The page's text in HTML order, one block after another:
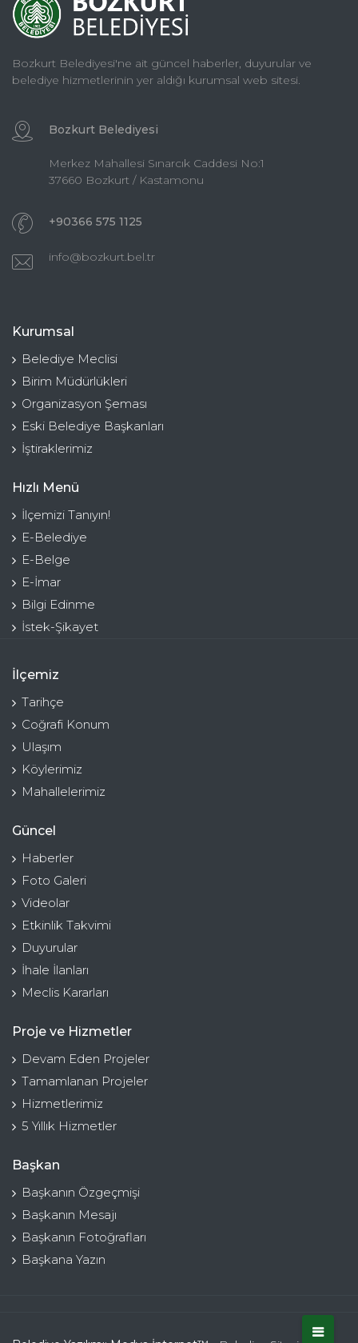
Bozkurt Belediyesi'ne ait güncel haberler, duyurular ve
belediye hizmetlerinin yer aldığı kurumsal web sitesi.
Bozkurt Belediyesi
Merkez Mahallesi Sınarcık Caddesi No:1
37660 Bozkurt / Kastamonu
+90366 575 1125
info@bozkurt.bel.tr
Kurumsal
Belediye Meclisi
Birim Müdürlükleri
Organizasyon Şeması
Eski Belediye Başkanları
İştiraklerimiz
Hızlı Menü
İlçemizi Tanıyın!
E-Belediye
E-Belge
E-İmar
Bilgi Edinme
İstek-Şikayet
İlçemiz
Tarihçe
Coğrafi Konum
Ulaşım
Köylerimiz
Mahallelerimiz
Güncel
Haberler
Foto Galeri
Videolar
Etkinlik Takvimi
Duyurular
İhale İlanları
Meclis Kararları
Proje ve Hizmetler
Devam Eden Projeler
Tamamlanan Projeler
Hizmetlerimiz
5 Yıllık Hizmetler
Başkan
Başkanın Özgeçmişi
Başkanın Mesajı
Başkanın Fotoğrafları
Başkana Yazın